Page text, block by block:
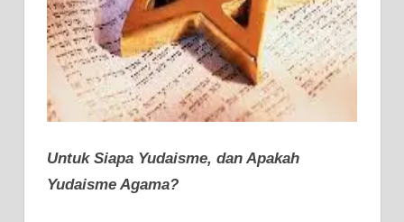
Untuk Siapa Yudaisme, dan Apakah
Yudaisme Agama?